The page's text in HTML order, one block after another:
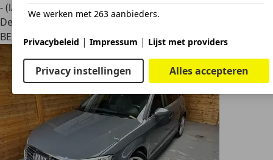
- (l/100 km)
Dealer
BE 4845 Jalhay
We werken met 263 aanbieders.
Privacybeleid | Impressum | Lijst met providers
Privacy instellingen Alles accepteren